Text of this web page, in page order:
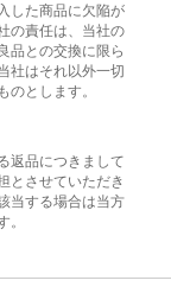
した商品に欠陥が
の責任は、当社の
品との交換に限ら
社はそれ以外一切
のとします。
返品につきまして
とさせていただき
当する場合は当方
。